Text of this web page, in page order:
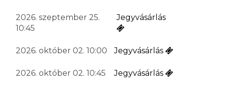
2026. szeptember 25.
10:45
Jegyvásárlás
2026. október 02. 10:00 Jegyvásárlás
2026. október 02. 10:45 Jegyvásárlás